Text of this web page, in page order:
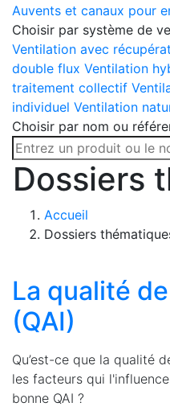
Auvents et canaux pour
Choisir par système de
Ventilation avec
double flux Ventilation
traitement collectif
individuel Ventilation
Choisir par nom ou
Dossiers
Accueil
Dossiers
La qualité
(QAI)
Qu’est-ce que la qualité
les facteurs qui
bonne QAI ?